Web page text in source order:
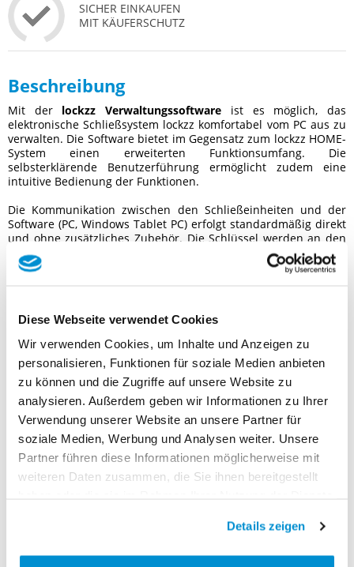
Diese Webseite verwendet Cookies
Wir verwenden Cookies, um Inhalte und Anzeigen zu
personalisieren, Funktionen für soziale Medien anbieten
zu können und die Zugriffe auf unsere Website zu
analysieren. Außerdem geben wir Informationen zu Ihrer
Verwendung unserer Website an unsere Partner für
soziale Medien, Werbung und Analysen weiter. Unsere
Partner führen diese Informationen möglicherweise mit
weiteren Daten zusammen, die Sie ihnen bereitgestellt
Details zeigen
SICHER EINKAUFEN
MIT KÄUFERSCHUTZ
Beschreibung
Mit der lockzz Verwaltungssoftware ist es möglich, das
elektronische Schließsystem lockzz komfortabel vom PC aus zu
verwalten. Die Software bietet im Gegensatz zum lockzz HOME-
System einen erweiterten Funktionsumfang. Die
selbsterklärende Benutzerführung ermöglicht zudem eine
intuitive Bedienung der Funktionen.
Die Kommunikation zwischen den Schließeinheiten und der
Software (PC, Windows Tablet PC) erfolgt standardmäßig direkt
und ohne zusätzliches Zubehör. Die Schlüssel werden an den
Schlössern eingelesen und in die Software übertragen. Die
eingelesenen Schlüssel können nun, auch mit zeitlicher
hinaus hält jedes Türschloss Schließereignisse in einem
Speicher fest, welche über den USB-Funkstick in die Software
übertragen und ausgelesen werden können. So hast Du
jederzeit die volle Kontrolle darüber wer sich wann und wo
berechtigt hat.
Du kannst durch den Kauf der Software jederzeit eine
bestehende lockzz HOME Schließanlage einfach um die
BUSINESS Features erweitern.
Für ältere Einheiten mit 868 MHz Funk(erkennbar u.a. an
dem fehlenden Zusatz "smart" auf der Logo-Disc)ist ein
Features Verwaltungssoftware